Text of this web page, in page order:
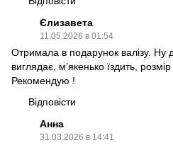
Єлизавета
11.05.2026 в 01:54
Отримала в подарунок валізу. Ну
виглядає, мʼякенько їздить,
Рекомендую !
Відповісти
Анна
31.03.2026 в 14:41